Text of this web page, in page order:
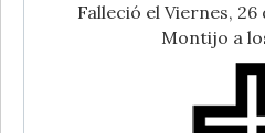
Falleció el Viernes, 26
Montijo a